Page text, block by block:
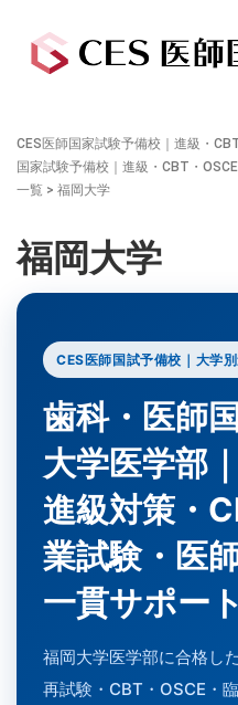
CES医師国家試験予備校｜進級・
国家試験予備校｜進級・CBT・
一覧 > 福岡大学
福岡大学
CES医師国試予備校｜大学
歯科・医師
大学医学部
進級対策・
業試験・医
一貫サポート
福岡大学医学部に合格し
再試験・CBT・OSCE・